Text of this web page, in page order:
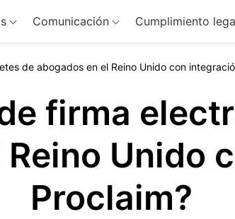
Comunicación Cumplimiento
de abogados en el Reino Unido con
firma
Unido
Proclaim?